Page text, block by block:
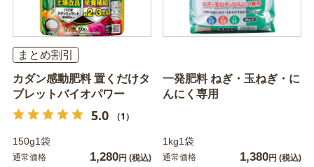
まとめ割引
カダン感動肥料 置くだけタ
ブレットバイオパワー
5.0 （1）
150g1袋
通常価格 1,280円 (税込)
一発肥料 ねぎ・玉ねぎ・に
んにく専用
1kg1袋
通常価格 1,380円 (税込)